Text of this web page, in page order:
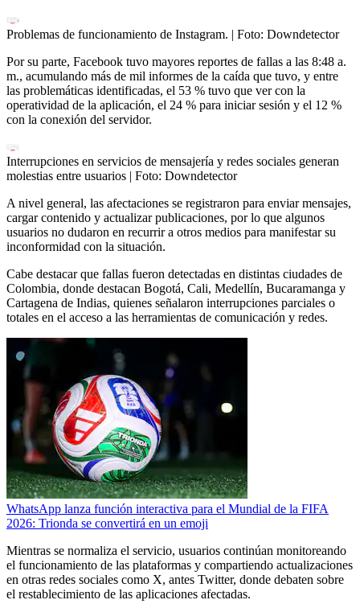
Problemas de funcionamiento de Instagram. | Foto: Downdetector
Por su parte, Facebook tuvo mayores reportes de fallas a las 8:48 a.
m., acumulando más de mil informes de la caída que tuvo, y entre
las problemáticas identificadas, el 53 % tuvo que ver con la
operatividad de la aplicación, el 24 % para iniciar sesión y el 12 %
con la conexión del servidor.
Interrupciones en servicios de mensajería y redes sociales generan
molestias entre usuarios | Foto: Downdetector
A nivel general, las afectaciones se registraron para enviar mensajes,
cargar contenido y actualizar publicaciones, por lo que algunos
usuarios no dudaron en recurrir a otros medios para manifestar su
inconformidad con la situación.
Cabe destacar que fallas fueron detectadas en distintas ciudades de
Colombia, donde destacan Bogotá, Cali, Medellín, Bucaramanga y
Cartagena de Indias, quienes señalaron interrupciones parciales o
totales en el acceso a las herramientas de comunicación y redes.
WhatsApp lanza función interactiva para el Mundial de la FIFA
2026: Trionda se convertirá en un emoji
Mientras se normaliza el servicio, usuarios continúan monitoreando
el funcionamiento de las plataformas y compartiendo actualizaciones
en otras redes sociales como X, antes Twitter, donde debaten sobre
el restablecimiento de las aplicaciones afectadas.